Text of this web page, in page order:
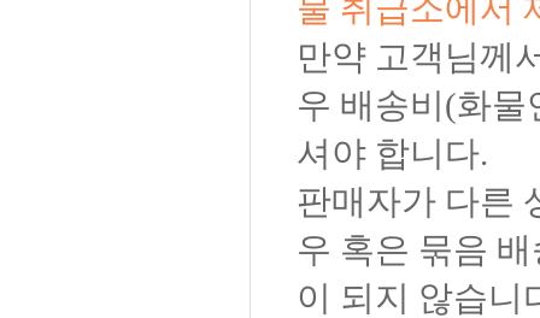
물 취급소에서
만약 고객님께
우 배송비(화
셔야 합니다.
판매자가 다른
우 혹은 묶음
이 되지 않습니